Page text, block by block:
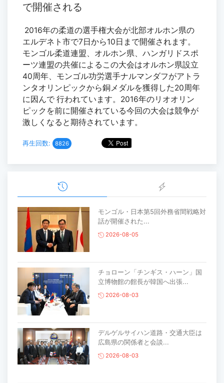
で開催される
2016年の柔道の選手権大会が北部オルホン県の
エルデネト市で7日から10日まで開催されます。
モンゴル柔道連盟、オルホン県、ハンガリドスポ
ーツ連盟の共催によるこの大会はオルホン県設立
40周年、モンゴル功労選手ナルマンダフがアトラ
ンタオリンピックから銅メダルを獲得した20周年
に因んで 行われています。2016年のリオオリン
ピックを前に開催されている今回の大会は競争が
激しくなると期待されています。
再生回数: 8826
モンゴル・日本第5回外務省間戦略対
話が開催された...
2026-08-05
チョローン「チンギス・ハーン」国
立博物館の館長が韓国へ出張...
2026-08-03
デルゲルサイハン道路・交通大臣は
広島県の関係者と会談...
2026-08-03